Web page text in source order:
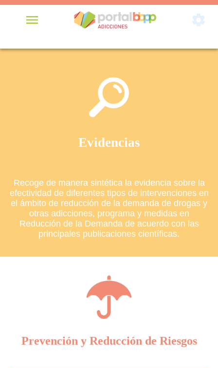
 
Evidencias
Recoge de manera sintética la evidencia sobre la
efectividad de diferentes tipos de intervenciones en
el ámbito de reducción de la demanda de drogas y
otras adicciones, programa y medidas en
Reducción de la Demanda de acuerdo con las
principales publicaciones científicas.
Prevención y Reducción de Riesgos